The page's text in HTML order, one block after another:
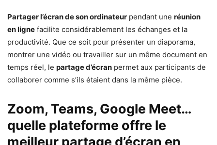
Partager l’écran de son ordinateur pendant une réunion
en ligne facilite considérablement les échanges et la
productivité. Que ce soit pour présenter un diaporama,
montrer une vidéo ou travailler sur un même document en
temps réel, le partage d’écran permet aux participants de
collaborer comme s’ils étaient dans la même pièce.
Zoom, Teams, Google Meet…
quelle plateforme offre le